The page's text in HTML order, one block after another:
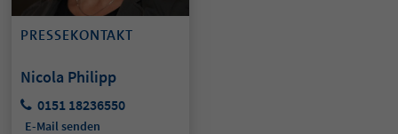
PRESSEKONTAKT
Nicola Philipp
0151 18236550
E-Mail senden